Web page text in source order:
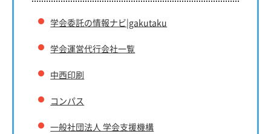
学会委託の情報ナビ|gakutaku
学会運営代行会社一覧
中西印刷
コンパス
一般社団法人 学会支援機構